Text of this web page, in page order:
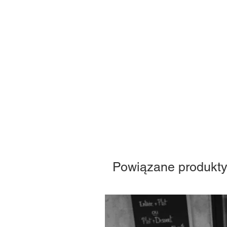
Powiązane produkty